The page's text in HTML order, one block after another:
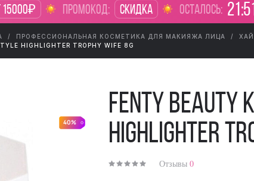
15000₽ промокод: Скидка осталось:
ПРОФЕССИОНАЛЬНАЯ КОСМЕТИКА ДЛЯ МАКИЯЖА ЛИЦА
HIGHLIGHTER TROPHY WIFE 8G
40%
Fenty
Highlighter
Отзывы0